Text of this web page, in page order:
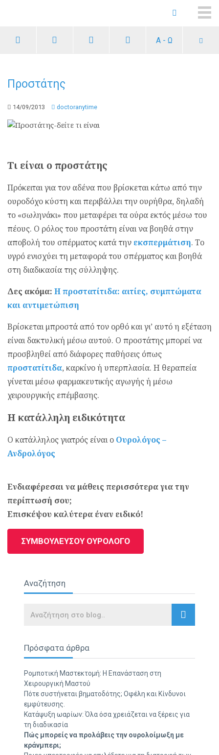
Α - Ω
Προστάτης
14/09/2013 doctoranytime
Τι είναι ο προστάτης
Πρόκειται για τον αδένα που βρίσκεται κάτω από την
ουροδόχο κύστη και περιβάλλει την ουρήθρα, δηλαδή
το «σωληνάκι» που μεταφέρει τα ούρα εκτός μέσω του
πέους. Ο ρόλος του προστάτη είναι να βοηθά στην
αποβολή του σπέρματος κατά την εκσπερμάτιση. Το
υγρό ενισχύει τη μεταφορά του σπέρματος και βοηθά
στη διαδικασία της σύλληψης.
Δες ακόμα: Η προστατίτιδα: αιτίες, συμπτώματα
και αντιμετώπιση
Βρίσκεται μπροστά από τον ορθό και γι’ αυτό η εξέταση
είναι δακτυλική μέσω αυτού. Ο προστάτης μπορεί να
προσβληθεί από διάφορες παθήσεις όπως
προστατίτιδα, καρκίνο ή υπερπλασία. Η θεραπεία
γίνεται μέσω φαρμακευτικής αγωγής ή μέσω
χειρουργικής επέμβασης.
Η κατάλληλη ειδικότητα
Ο κατάλληλος γιατρός είναι ο Ουρολόγος –
Ανδρολόγος
Ενδιαφέρεσαι να μάθεις περισσότερα για την
περίπτωσή σου;
Επισκέψου καλύτερα έναν ειδικό!
ΣΥΜΒΟΥΛΕΥΣΟΥ ΟΥΡΟΛΟΓΟ
Αναζήτηση
Search
Πρόσφατα άρθρα
Ρομποτική Μαστεκτομή: Η Επανάσταση στη
Χειρουργική Μαστού
Πότε συστήνεται βηματοδότης; Οφέλη και Κίνδυνοι
εμφύτευσης.
Κατάψυξη ωαρίων: Όλα όσα χρειάζεται να ξέρεις για
τη διαδικασία
Πώς μπορείς να προλάβεις την ουρολοίμωξη με
κράνμπερι;